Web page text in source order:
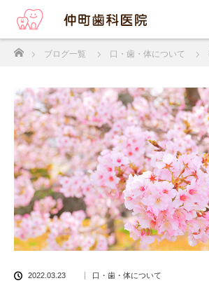
ブログ一覧 口・歯・体について
2022.03.23 口・歯・体について